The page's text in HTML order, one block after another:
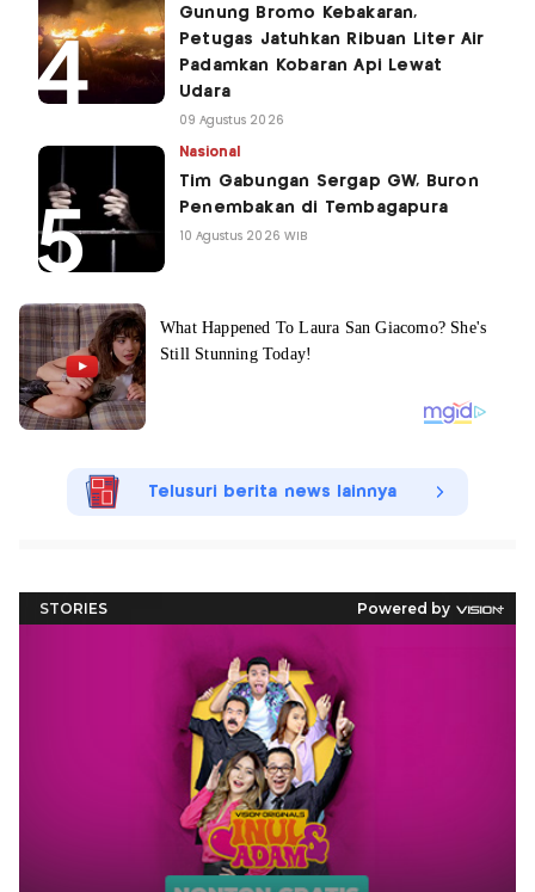
Gunung Bromo Kebakaran,
Petugas Jatuhkan Ribuan Liter Air
Padamkan Kobaran Api Lewat
Udara
09 Agustus 2026
Nasional
Tim Gabungan Sergap GW, Buron
Penembakan di Tembagapura
10 Agustus 2026 WIB
Telusuri berita news lainnya